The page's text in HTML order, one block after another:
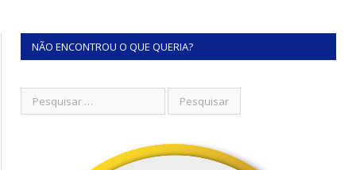
NÃO ENCONTROU O QUE QUERIA?